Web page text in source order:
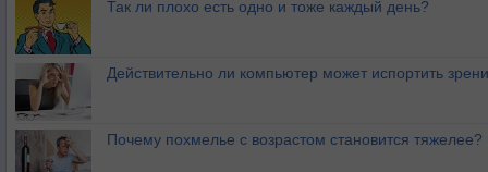
Так ли плохо есть одно и тоже каждый день?
Действительно ли компьютер может испортить
Почему похмелье с возрастом становится тяжелее?